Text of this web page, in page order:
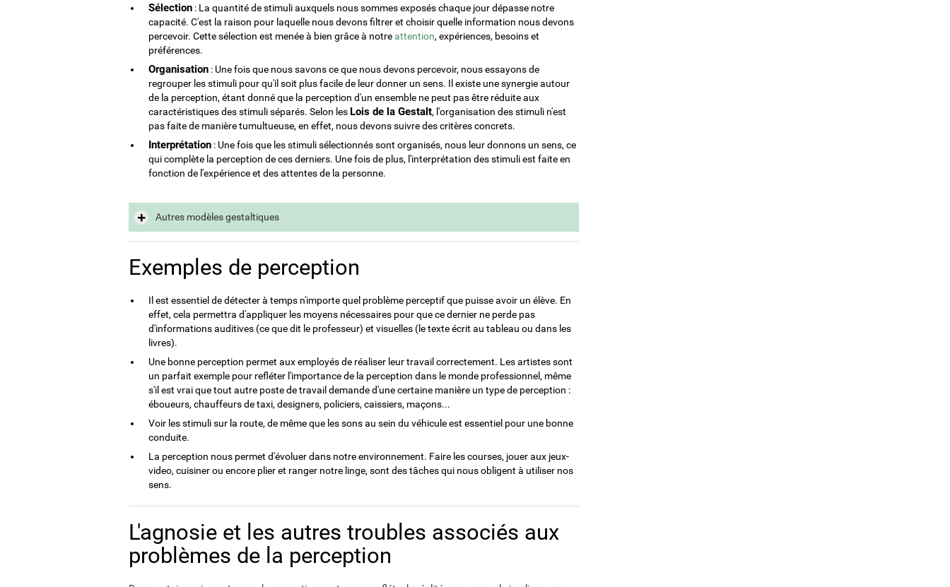
Sélection : La quantité de stimuli auxquels nous sommes exposés chaque jour dépasse notre
capacité. C'est la raison pour laquelle nous devons filtrer et choisir quelle information nous devons
percevoir. Cette sélection est menée à bien grâce à notreattention, expériences, besoins et
préférences.
Organisation : Une fois que nous savons ce que nous devons percevoir, nous essayons de
regrouper les stimuli pour qu'il soit plus facile de leur donner un sens. Il existe une synergie autour
de la perception, étant donné que la perception d'un ensemble ne peut pas être réduite aux
caractéristiques des stimuli séparés. Selon les Lois de la Gestalt, l'organisation des stimuli n'est
pas faite de manière tumultueuse, en effet, nous devons suivre des critères concrets.
Interprétation : Une fois que les stimuli sélectionnés sont organisés, nous leur donnons un sens, ce
qui complète la perception de ces derniers. Une fois de plus, l'interprétation des stimuli est faite en
fonction de l'expérience et des attentes de la personne.
Autres modèles gestaltiques
Exemples de perception
Il est essentiel de détecter à temps n'importe quel problème perceptif que puisse avoir un élève. En
effet, cela permettra d'appliquer les moyens nécessaires pour que ce dernier ne perde pas
d'informations auditives (ce que dit le professeur) et visuelles (le texte écrit au tableau ou dans les
livres).
Une bonne perception permet aux employés de réaliser leur travail correctement. Les artistes sont
un parfait exemple pour refléter l'importance de la perception dans le monde professionnel, même
s'il est vrai que tout autre poste de travail demande d'une certaine manière un type de perception :
éboueurs, chauffeurs de taxi, designers, policiers, caissiers, maçons...
Voir les stimuli sur la route, de même que les sons au sein du véhicule est essentiel pour une bonne
conduite.
La perception nous permet d'évoluer dans notre environnement. Faire les courses, jouer aux jeux-
video, cuisiner ou encore plier et ranger notre linge, sont des tâches qui nous obligent à utiliser nos
sens.
L'agnosie et les autres troubles associés aux
problèmes de la perception